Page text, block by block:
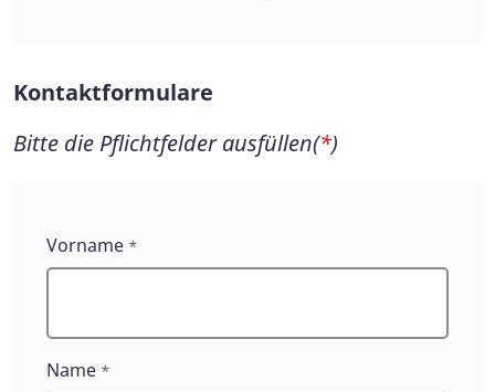
Kontaktformulare
Bitte die Pflichtfelder ausfüllen(*)
Kontaktformulare
Vorname *
Name *